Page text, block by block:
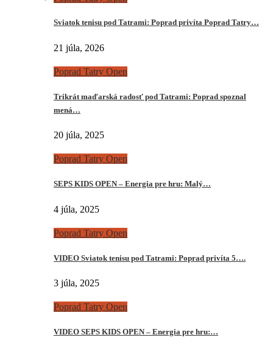
Sviatok tenisu pod Tatrami: Poprad privíta Poprad Tatry…
21 júla, 2026
Poprad Tatry Open
Trikrát maďarská radosť pod Tatrami: Poprad spoznal
mená…
20 júla, 2025
Poprad Tatry Open
SEPS KIDS OPEN – Energia pre hru: Malý…
4 júla, 2025
Poprad Tatry Open
VIDEO Sviatok tenisu pod Tatrami: Poprad privíta 5….
3 júla, 2025
Poprad Tatry Open
VIDEO SEPS KIDS OPEN – Energia pre hru:…